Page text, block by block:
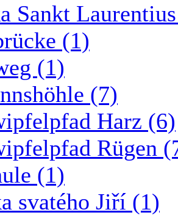
Sankt
(1)
(1)
(7)
Harz (6)
Rügen
(1)
svatého Jiří (1)